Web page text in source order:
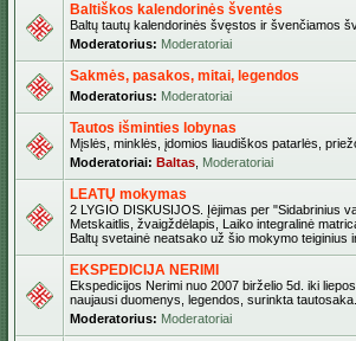
Baltiškos kalendorinės šventės
Baltų tautų kalendorinės švęstos ir švenčiamos
Moderatorius: Moderatoriai
Sakmės, pasakos, mitai, legendos
Moderatorius: Moderatoriai
Tautos išminties lobynas
Mįslės, minklės, įdomios liaudiškos patarlės,
Moderatoriai: Baltas Moderatoriai
LEATŲ mokymas
2 LYGIO DISKUSIJOS. Įėjimas per "Sidabrinius
Metskaitlis, žvaigždėlapis, Laiko integralinė
Baltų svetainė neatsako už šio mokymo teiginius
EKSPEDICIJA NERIMI
Ekspedicijos Nerimi nuo 2007 birželio 5d. iki
naujausi duomenys, legendos, surinkta tautosaka.
Moderatorius: Moderatoriai